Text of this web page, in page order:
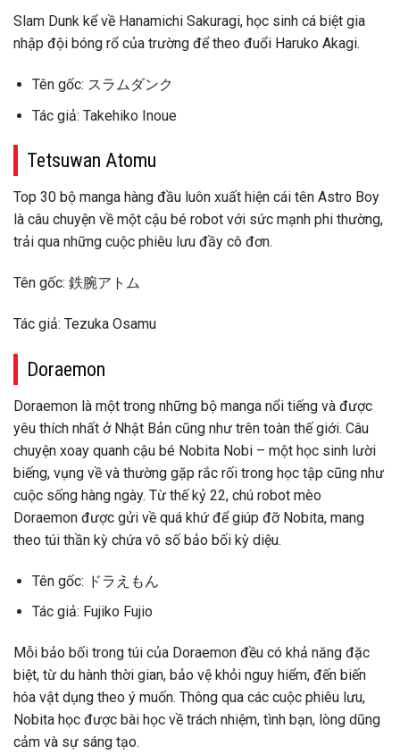
Slam Dunk kể về Hanamichi Sakuragi, học sinh cá biệt gia
nhập đội bóng rổ của trường để theo đuổi Haruko Akagi.
Tên gốc: スラムダンク
Tác giả: Takehiko Inoue
Tetsuwan Atomu
Top 30 bộ manga hàng đầu luôn xuất hiện cái tên Astro Boy
là câu chuyện về một cậu bé robot với sức mạnh phi thường,
trải qua những cuộc phiêu lưu đầy cô đơn.
Tên gốc: 鉄腕アトム
Tác giả: Tezuka Osamu
Doraemon
Doraemon là một trong những bộ manga nổi tiếng và được
yêu thích nhất ở Nhật Bản cũng như trên toàn thế giới. Câu
chuyện xoay quanh cậu bé Nobita Nobi – một học sinh lười
biếng, vụng về và thường gặp rắc rối trong học tập cũng như
cuộc sống hàng ngày. Từ thế kỷ 22, chú robot mèo
Doraemon được gửi về quá khứ để giúp đỡ Nobita, mang
theo túi thần kỳ chứa vô số bảo bối kỳ diệu.
Tên gốc: ドラえもん
Tác giả: Fujiko Fujio
Mỗi bảo bối trong túi của Doraemon đều có khả năng đặc
biệt, từ du hành thời gian, bảo vệ khỏi nguy hiểm, đến biến
hóa vật dụng theo ý muốn. Thông qua các cuộc phiêu lưu,
Nobita học được bài học về trách nhiệm, tình bạn, lòng dũng
cảm và sự sáng tạo.